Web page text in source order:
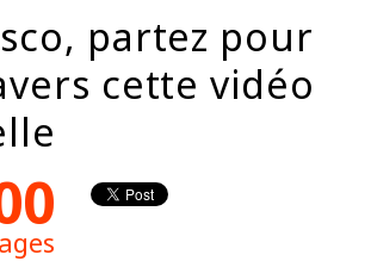
partez pour
cette vidéo